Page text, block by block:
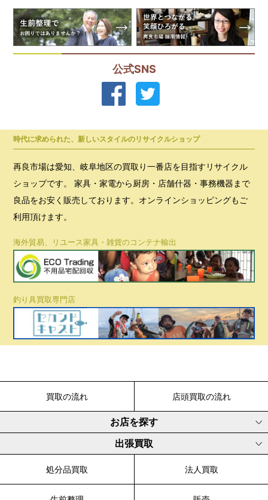
公式SNS
時代に求められた、新しいスタイルのリサイクルショップ
再良市場は愛知、岐阜地区の買取り一番店を目指すリサイクル
ショップです。 家具・家電から厨房・店舗什器・事務機器まで
良品をお安く販売しております。オンラインショッピングもご
利用頂けます。
海外貿易、リユース家具・雑貨のコンテナ輸出
釣り具買取専門店
買取の流れ 店頭買取の流れ
お店を探す
出張買取
処分品買取 法人買取